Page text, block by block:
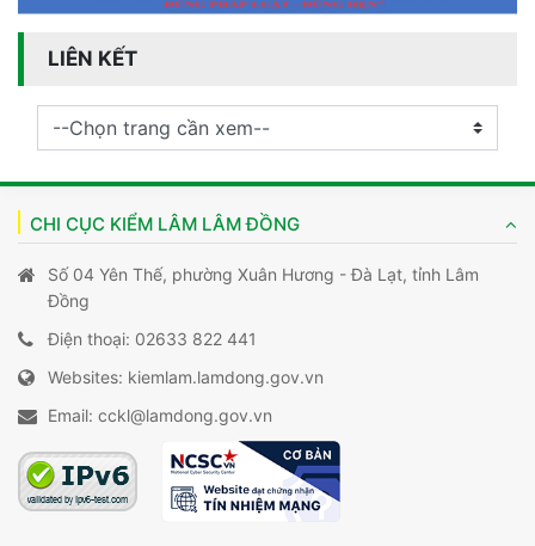
LIÊN KẾT
CHI CỤC KIỂM LÂM LÂM ĐỒNG
Số 04 Yên Thế, phường Xuân Hương - Đà Lạt, tỉnh Lâm
Đồng
Điện thoại: 02633 822 441
Websites: kiemlam.lamdong.gov.vn
Email: cckl@lamdong.gov.vn